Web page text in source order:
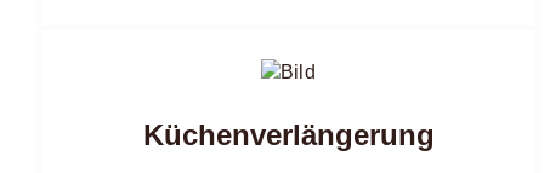
Küchenverlängerung